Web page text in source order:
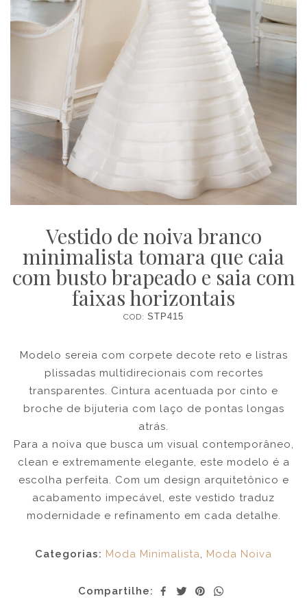
Vestido de noiva branco
minimalista tomara que caia
com busto brapeado e saia com
faixas horizontais
COD: STP415
Modelo sereia com corpete decote reto e listras
plissadas multidirecionais com recortes
transparentes. Cintura acentuada por cinto e
broche de bijuteria com laço de pontas longas
atrás.
Para a noiva que busca um visual contemporâneo,
clean e extremamente elegante, este modelo é a
escolha perfeita. Com um design arquitetônico e
acabamento impecável, este vestido traduz
modernidade e refinamento em cada detalhe.
Categorias: Moda Minimalista, Moda Noiva
Compartilhe: